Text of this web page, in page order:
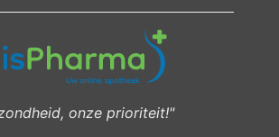
onze prioriteit!"